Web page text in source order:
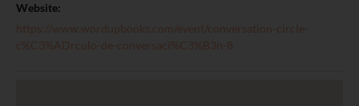
Website:
https://www.wordupbooks.com/event/conversation-circle-
c%C3%ADrculo-de-conversaci%C3%B3n-8